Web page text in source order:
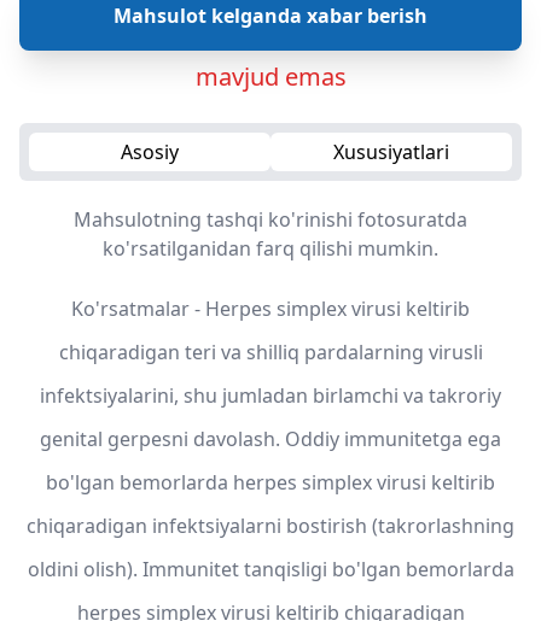
Mahsulot kelganda xabar berish
mavjud emas
Asosiy Xususiyatlari
Mahsulotning tashqi ko'rinishi fotosuratda
ko'rsatilganidan farq qilishi mumkin.
Ko'rsatmalar - Herpes simplex virusi keltirib
chiqaradigan teri va shilliq pardalarning virusli
infektsiyalarini, shu jumladan birlamchi va takroriy
genital gerpesni davolash. Oddiy immunitetga ega
bo'lgan bemorlarda herpes simplex virusi keltirib
chiqaradigan infektsiyalarni bostirish (takrorlashning
oldini olish). Immunitet tanqisligi bo'lgan bemorlarda
herpes simplex virusi keltirib chiqaradigan